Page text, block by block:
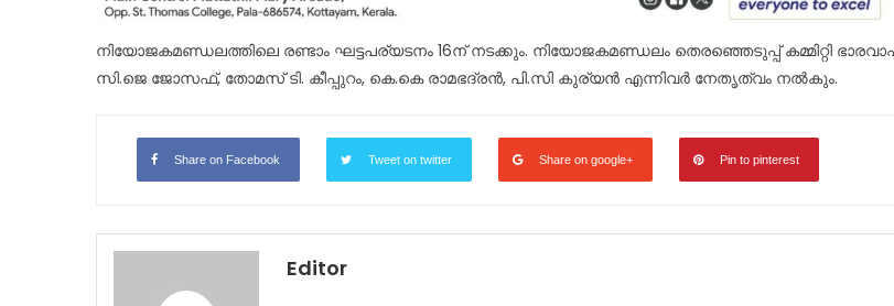
നിയോജകമണ്ഡലത്തിലെ രണ്ടാം ഘട്ടപര്യടനം 16ന് നടക്കും. നിയോജകമണ്ഡലം തെരഞ്ഞെടുപ്പ് കമ്മിറ്റി
സി.ജെ ജോസഫ്, തോമസ് ടി. കീപ്പുറം, കെ.കെ രാമഭദ്രൻ, പി.സി കുര്യൻ എന്നിവർ നേതൃത്വം നൽകും.
Share on Facebook Tweet on twitter Share on google+ Pin to pinterest
Editor